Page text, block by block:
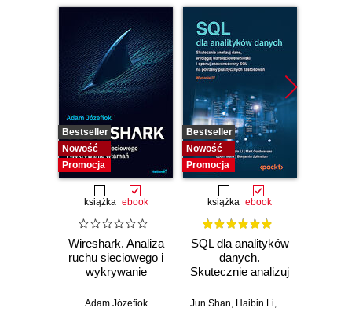
Bestseller
Nowość
Promocja
książka ebook
Wireshark. Analiza
ruchu sieciowego i
wykrywanie
Adam Józefiok
Bestseller
Nowość
Promocja
książka ebook
SQL dla analityków
danych.
Skutecznie analizuj
wartościowe
Jun Shan, Haibin Li, Matt Goldwasser